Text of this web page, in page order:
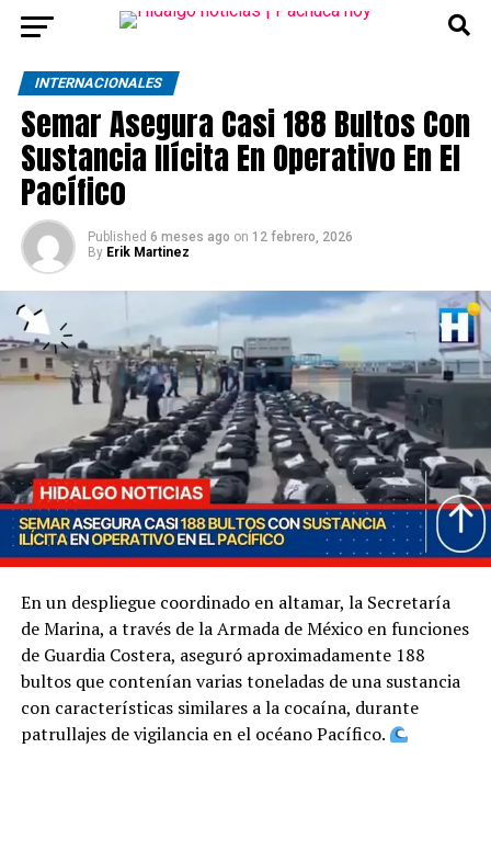
INTERNACIONALES
Semar Asegura Casi 188 Bultos Con
Sustancia Ilícita En Operativo En El
Pacífico
Published 6 meses ago on 12 febrero, 2026
By Erik Martinez
En un despliegue coordinado en altamar, la Secretaría
de Marina, a través de la Armada de México en funciones
de Guardia Costera, aseguró aproximadamente 188
bultos que contenían varias toneladas de una sustancia
con características similares a la cocaína, durante
patrullajes de vigilancia en el océano Pacífico.